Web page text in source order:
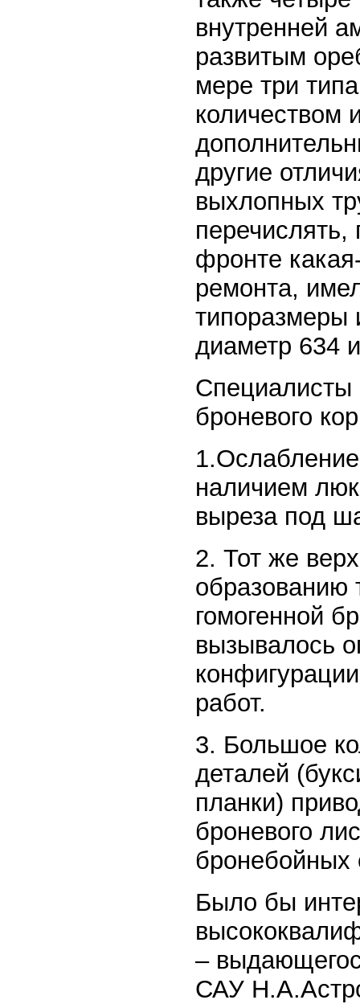
внутренней
развитым
мере три
количеством
другие
выхлопных
фронте
ремонта,
типоразмеры
диаметр 634
броневого
1.Ослабление
наличием
выреза под
2. Тот же
образованию
гомогенной
вызывалось
работ.
3. Большое
деталей
планки)
броневого
бронебойных
Было бы
–
САУ